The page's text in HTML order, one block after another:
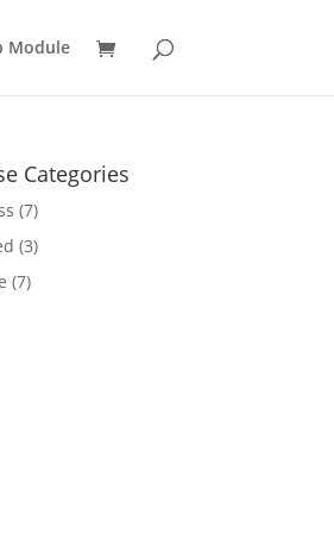
Module
Categories
(7)
(3)
(7)